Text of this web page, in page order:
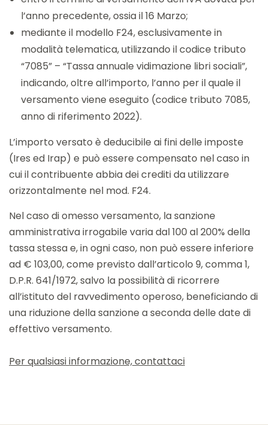
l’anno precedente, ossia il 16 Marzo;
mediante il modello F24, esclusivamente in
modalità telematica, utilizzando il codice tributo
“7085” – “Tassa annuale vidimazione libri sociali”,
indicando, oltre all’importo, l’anno per il quale il
versamento viene eseguito (codice tributo 7085,
anno di riferimento 2022).
L’importo versato è deducibile ai fini delle imposte
(Ires ed Irap) e può essere compensato nel caso in
cui il contribuente abbia dei crediti da utilizzare
orizzontalmente nel mod. F24.
Nel caso di omesso versamento, la sanzione
amministrativa irrogabile varia dal 100 al 200% della
tassa stessa e, in ogni caso, non può essere inferiore
ad € 103,00, come previsto dall’articolo 9, comma 1,
D.P.R. 641/1972, salvo la possibilità di ricorrere
all’istituto del ravvedimento operoso, beneficiando di
una riduzione della sanzione a seconda delle date di
effettivo versamento.
Per qualsiasi informazione, contattaci